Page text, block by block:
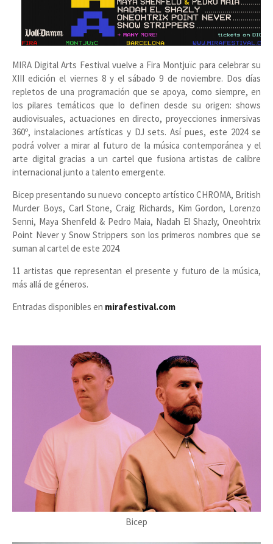
MIRA Digital Arts Festival vuelve a Fira Montjuïc para celebrar su
XIII edición el viernes 8 y el sábado 9 de noviembre. Dos días
repletos de una programación que se apoya, como siempre, en
los pilares temáticos que lo definen desde su origen: shows
audiovisuales, actuaciones en directo, proyecciones inmersivas
360º, instalaciones artísticas y DJ sets. Así pues, este 2024 se
podrá volver a mirar al futuro de la música contemporánea y el
arte digital gracias a un cartel que fusiona artistas de calibre
internacional junto a talento emergente.
Bicep presentando su nuevo concepto artístico CHROMA, British
Murder Boys, Carl Stone, Craig Richards, Kim Gordon, Lorenzo
Senni, Maya Shenfeld & Pedro Maia, Nadah El Shazly, Oneohtrix
Point Never y Snow Strippers son los primeros nombres que se
suman al cartel de este 2024.
11 artistas que representan el presente y futuro de la música,
más allá de géneros.
Entradas disponibles en mirafestival.com
Bicep